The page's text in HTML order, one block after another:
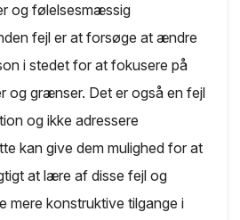
og følelsesmæssig
fejl er at forsøge at ændre
i stedet for at fokusere på
og grænser. Det er også en fejl
og ikke adressere
kan give dem mulighed for at
at lære af disse fejl og
mere konstruktive tilgange i